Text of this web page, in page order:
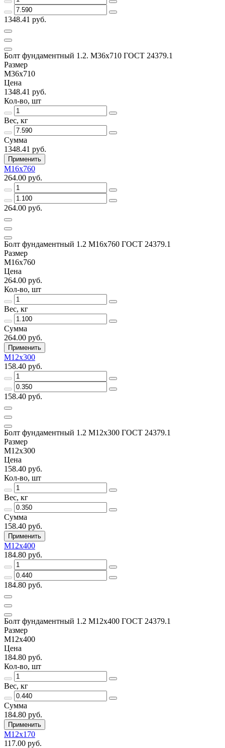
1348.41 руб.
Болт фундаментный 1.2. М36х710 ГОСТ 24379.1
Размер
М36х710
Цена
1348.41 руб.
Кол-во, шт
Вес, кг
Сумма
1348.41 руб.
Применить
М16х760
264.00 руб.
264.00 руб.
Болт фундаментный 1.2 М16х760 ГОСТ 24379.1
Размер
М16х760
Цена
264.00 руб.
Кол-во, шт
Вес, кг
Сумма
264.00 руб.
Применить
М12х300
158.40 руб.
158.40 руб.
Болт фундаментный 1.2 М12х300 ГОСТ 24379.1
Размер
М12х300
Цена
158.40 руб.
Кол-во, шт
Вес, кг
Сумма
158.40 руб.
Применить
М12х400
184.80 руб.
184.80 руб.
Болт фундаментный 1.2 М12х400 ГОСТ 24379.1
Размер
М12х400
Цена
184.80 руб.
Кол-во, шт
Вес, кг
Сумма
184.80 руб.
Применить
М12х170
117.00 руб.